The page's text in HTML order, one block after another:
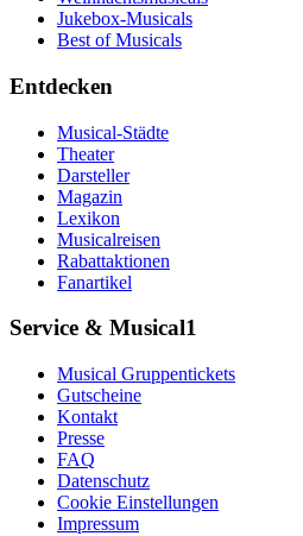
Jukebox-Musicals
Best of Musicals
Entdecken
Musical-Städte
Theater
Darsteller
Magazin
Lexikon
Musicalreisen
Rabattaktionen
Fanartikel
Service & Musical1
Musical Gruppentickets
Gutscheine
Kontakt
Presse
FAQ
Datenschutz
Cookie Einstellungen
Impressum